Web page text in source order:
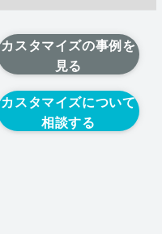
カスタマイズの事例を
見る
カスタマイズについて
相談する